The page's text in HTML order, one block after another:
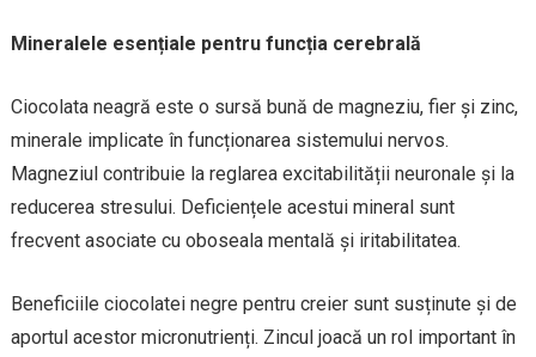
Mineralele esențiale pentru funcția cerebrală
Ciocolata neagră este o sursă bună de magneziu, fier și zinc,
minerale implicate în funcționarea sistemului nervos.
Magneziul contribuie la reglarea excitabilității neuronale și la
reducerea stresului. Deficiențele acestui mineral sunt
frecvent asociate cu oboseala mentală și iritabilitatea.
Beneficiile ciocolatei negre pentru creier sunt susținute și de
aportul acestor micronutrienți. Zincul joacă un rol important în